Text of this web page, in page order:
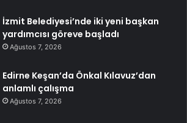
İzmit Belediyesi’nde iki yeni başkan
yardımcısı göreve başladı
Ağustos 7, 2026
Edirne Keşan’da Önkal Kılavuz’dan
anlamlı çalışma
Ağustos 7, 2026